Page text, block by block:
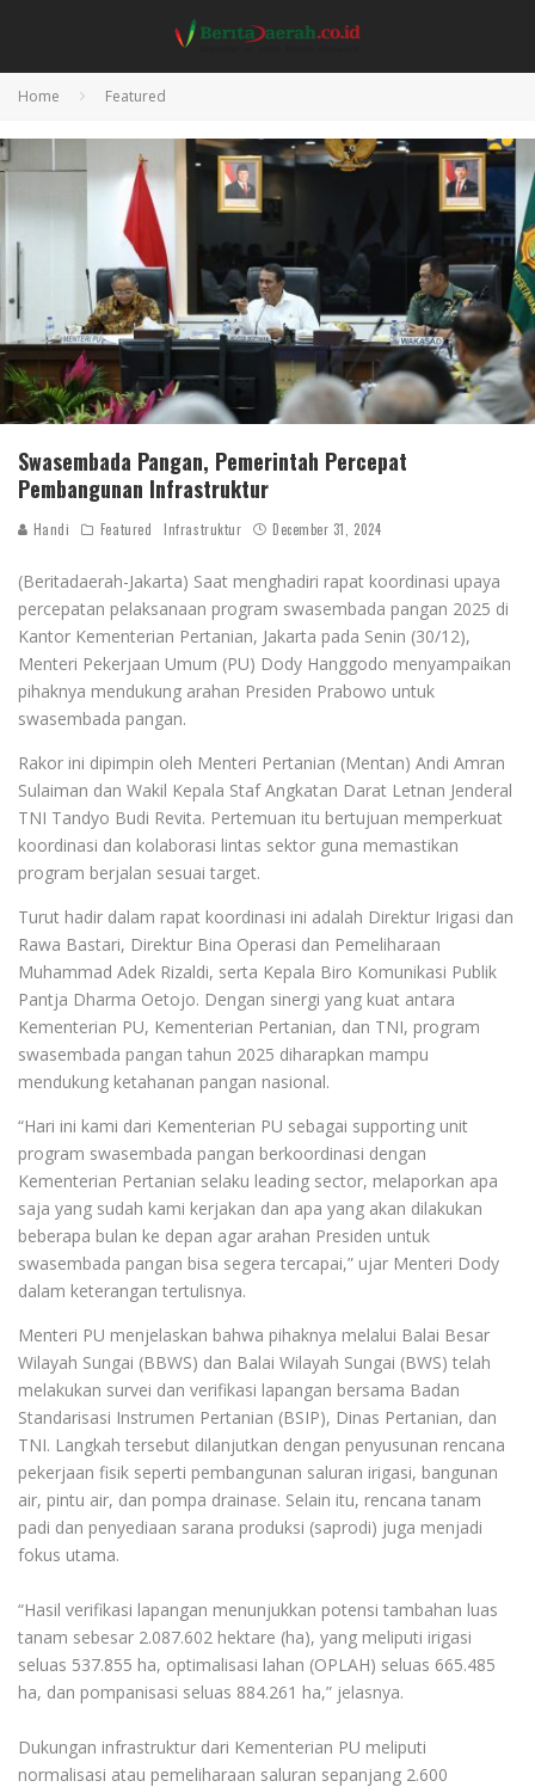
Home Featured
Swasembada Pangan, Pemerintah Percepat
Pembangunan Infrastruktur
Handi Featured Infrastruktur December 31, 2024
(Beritadaerah-Jakarta) Saat menghadiri rapat koordinasi upaya
percepatan pelaksanaan program swasembada pangan 2025 di
Kantor Kementerian Pertanian, Jakarta pada Senin (30/12),
Menteri Pekerjaan Umum (PU) Dody Hanggodo menyampaikan
pihaknya mendukung arahan Presiden Prabowo untuk
swasembada pangan.
Rakor ini dipimpin oleh Menteri Pertanian (Mentan) Andi Amran
Sulaiman dan Wakil Kepala Staf Angkatan Darat Letnan Jenderal
TNI Tandyo Budi Revita. Pertemuan itu bertujuan memperkuat
koordinasi dan kolaborasi lintas sektor guna memastikan
program berjalan sesuai target.
Turut hadir dalam rapat koordinasi ini adalah Direktur Irigasi dan
Rawa Bastari, Direktur Bina Operasi dan Pemeliharaan
Muhammad Adek Rizaldi, serta Kepala Biro Komunikasi Publik
Pantja Dharma Oetojo. Dengan sinergi yang kuat antara
Kementerian PU, Kementerian Pertanian, dan TNI, program
swasembada pangan tahun 2025 diharapkan mampu
mendukung ketahanan pangan nasional.
“Hari ini kami dari Kementerian PU sebagai supporting unit
program swasembada pangan berkoordinasi dengan
Kementerian Pertanian selaku leading sector, melaporkan apa
saja yang sudah kami kerjakan dan apa yang akan dilakukan
beberapa bulan ke depan agar arahan Presiden untuk
swasembada pangan bisa segera tercapai,” ujar Menteri Dody
dalam keterangan tertulisnya.
Menteri PU menjelaskan bahwa pihaknya melalui Balai Besar
Wilayah Sungai (BBWS) dan Balai Wilayah Sungai (BWS) telah
melakukan survei dan verifikasi lapangan bersama Badan
Standarisasi Instrumen Pertanian (BSIP), Dinas Pertanian, dan
TNI. Langkah tersebut dilanjutkan dengan penyusunan rencana
pekerjaan fisik seperti pembangunan saluran irigasi, bangunan
air, pintu air, dan pompa drainase. Selain itu, rencana tanam
padi dan penyediaan sarana produksi (saprodi) juga menjadi
fokus utama.
“Hasil verifikasi lapangan menunjukkan potensi tambahan luas
tanam sebesar 2.087.602 hektare (ha), yang meliputi irigasi
seluas 537.855 ha, optimalisasi lahan (OPLAH) seluas 665.485
ha, dan pompanisasi seluas 884.261 ha,” jelasnya.
Dukungan infrastruktur dari Kementerian PU meliputi
normalisasi atau pemeliharaan saluran sepanjang 2.600